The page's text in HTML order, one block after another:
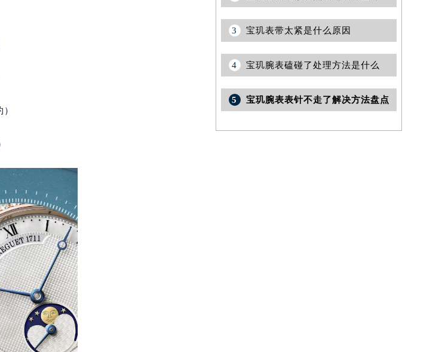
）
约）
约）
预约）
）
）
约）
预约）
中心（需提前预约）
约）
前预约）
）
）
）
）
3 宝玑表带太紧是什么原因
4 宝玑腕表磕碰了处理方法是什么
5 宝玑腕表表针不走了解决方法盘点